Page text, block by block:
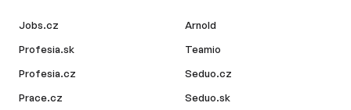
Jobs.cz
Profesia.sk
Profesia.cz
Prace.cz
Arnold
Teamio
Seduo.cz
Seduo.sk